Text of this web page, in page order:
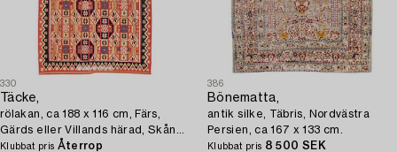
330
Täcke,
rölakan, ca 188 x 116 cm, Färs,
Gärds eller Villands härad, Skåne,
omkring 1800-1830.
Klubbat pris Återrop
386
Bönematta,
antik silke, Täbris, Nordvästra
Persien, ca 167 x 133 cm.
Klubbat pris 8 500 SEK